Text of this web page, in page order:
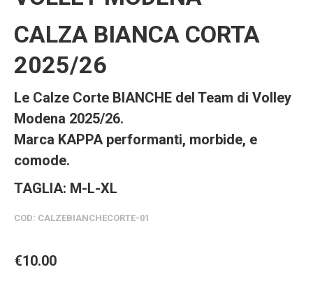
CALZA BIANCA CORTA
2025/26
Le Calze Corte BIANCHE del Team di Volley
Modena 2025/26.
Marca KAPPA performanti, morbide, e
comode.
TAGLIA: M-L-XL
COD: CALZEBIANCHECORTE-01
€10.00